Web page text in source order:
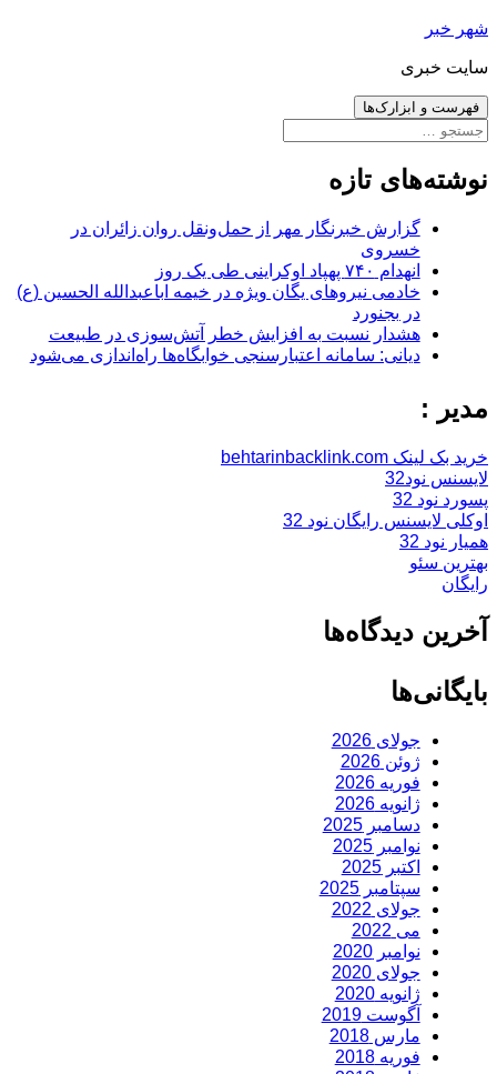
رفتن
نوشته‌ها
شهر خبر
سایت خبری
فهرست و ابزارک‌ها
جستجو
نوشته‌های تازه
گزارش خبرنگار مهر از حمل‌ونقل روان زائران در
خسروی
انهدام ۷۴۰ پهپاد اوکراینی طی یک روز
خادمی نیروهای یگان ویژه در خیمه اباعبدالله الحسین (ع)
در بجنورد
هشدار نسبت به افزایش خطر آتش‌سوزی در طبیعت
دیانی: سامانه اعتبارسنجی خوابگاه‌ها راه‌اندازی می‌شود
مدیر :
خرید بک لینک behtarinbacklink.com
لایسنس نود32
پسورد نود 32
اوکلی لایسنس رایگان نود 32
همیار نود 32
بهترین سئو
رایگان
آخرین دیدگاه‌ها
بایگانی‌ها
جولای 2026
ژوئن 2026
فوریه 2026
ژانویه 2026
دسامبر 2025
نوامبر 2025
اکتبر 2025
سپتامبر 2025
جولای 2022
می 2022
نوامبر 2020
جولای 2020
ژانویه 2020
آگوست 2019
مارس 2018
فوریه 2018